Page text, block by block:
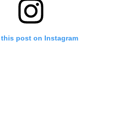
this post on Instagram